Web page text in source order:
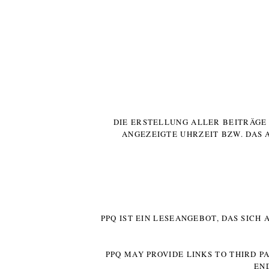
DIE ERSTELLUNG ALLER
ANGEZEIGTE UHRZEIT BZW. DAS
PPQ IST EIN LESEANGEBOT, DAS SICH
PPQ MAY PROVIDE LINKS TO THIRD